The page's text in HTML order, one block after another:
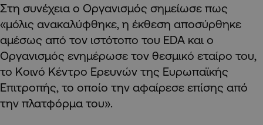
Στη συνέχεια ο Οργανισμός σημείωσε πως
«μόλις ανακαλύφθηκε, η έκθεση αποσύρθηκε
αμέσως από τον ιστότοπο του EDA και ο
Οργανισμός ενημέρωσε τον θεσμικό εταίρο του,
το Κοινό Κέντρο Ερευνών της Ευρωπαϊκής
Επιτροπής, το οποίο την αφαίρεσε επίσης από
την πλατφόρμα του».